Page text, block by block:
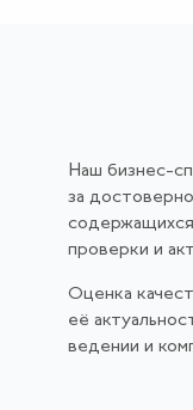
Наш бизнес-
за
проверки и
Оценка
её
ведении и